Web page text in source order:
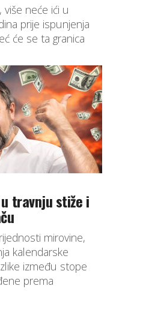
više neće ići u
prije ispunjenja
će se ta granica
travnju stiže i
mirovine,
kalendarske
između stope
prema